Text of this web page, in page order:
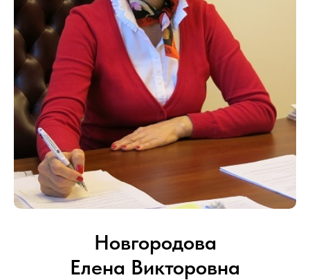
Новгородова
Елена Викторовна